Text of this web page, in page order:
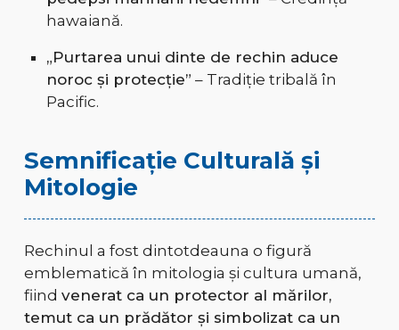
hawaiană.
„Purtarea unui dinte de rechin aduce
noroc și protecție” – Tradiție tribală în
Pacific.
Semnificație Culturală și
Mitologie
Rechinul a fost dintotdeauna o figură
emblematică în mitologia și cultura umană,
fiind venerat ca un protector al mărilor,
temut ca un prădător și simbolizat ca un